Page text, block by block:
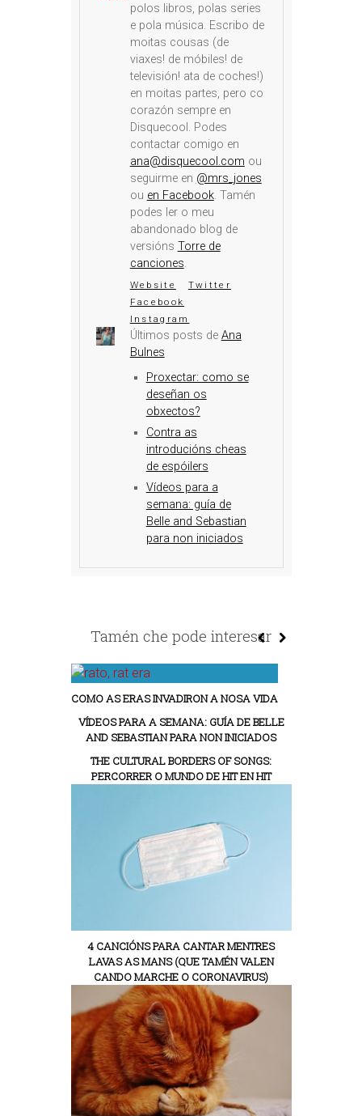
polos libros, polas series
e pola música. Escribo de
moitas cousas (de
viaxes! de móbiles! de
televisión! ata de coches!)
en moitas partes, pero co
corazón sempre en
Disquecool. Podes
contactar comigo en
ana@disquecool.com ou
seguirme en @mrs_jones
ou en Facebook. Tamén
podes ler o meu
abandonado blog de
versións Torre de
canciones.
Website
Twitter
Facebook
Instagram
Últimos posts de Ana
Bulnes
Proxectar: como se
deseñan os
obxectos?
Contra as
introducións cheas
de espóilers
Vídeos para a
semana: guía de
Belle and Sebastian
para non iniciados
Tamén che pode interesar
COMO AS ERAS INVADIRON A NOSA VIDA
VÍDEOS PARA A SEMANA: GUÍA DE BELLE
AND SEBASTIAN PARA NON INICIADOS
THE CULTURAL BORDERS OF SONGS:
PERCORRER O MUNDO DE HIT EN HIT
4 CANCIÓNS PARA CANTAR MENTRES
LAVAS AS MANS (QUE TAMÉN VALEN
CANDO MARCHE O CORONAVIRUS)